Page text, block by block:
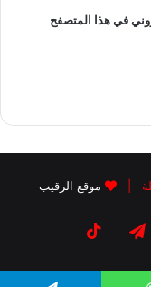
في هذا المتصفح
موقع الرقيب
تيلقرام